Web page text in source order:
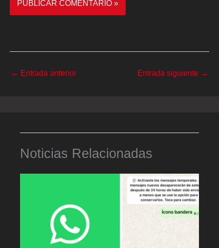
← Entrada anterior Entrada siguiente →
Noticias Relacionadas